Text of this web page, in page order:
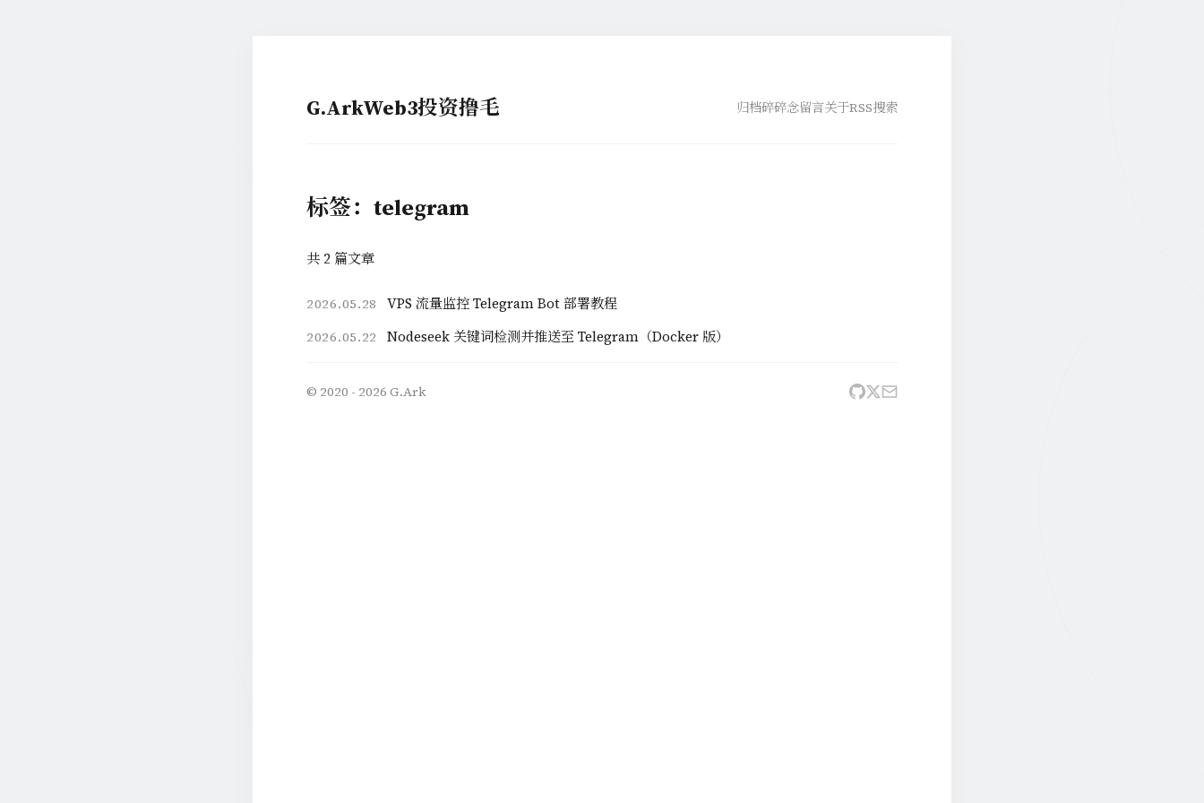
G.ArkWeb3投资撸毛 归档碎碎念留言关于RSS搜索
标签：telegram
共 2 篇文章
2026.05.28 VPS 流量监控 Telegram Bot 部署教程
2026.05.22 Nodeseek 关键词检测并推送至 Telegram（Docker 版）
© 2020 - 2026 G.Ark